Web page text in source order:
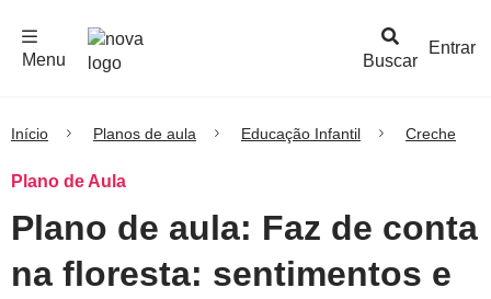
Buscar
Menu
Entrar
Início Planos de aula Educação Infantil Creche
Plano de Aula
Plano de aula: Faz de conta
na floresta: sentimentos e